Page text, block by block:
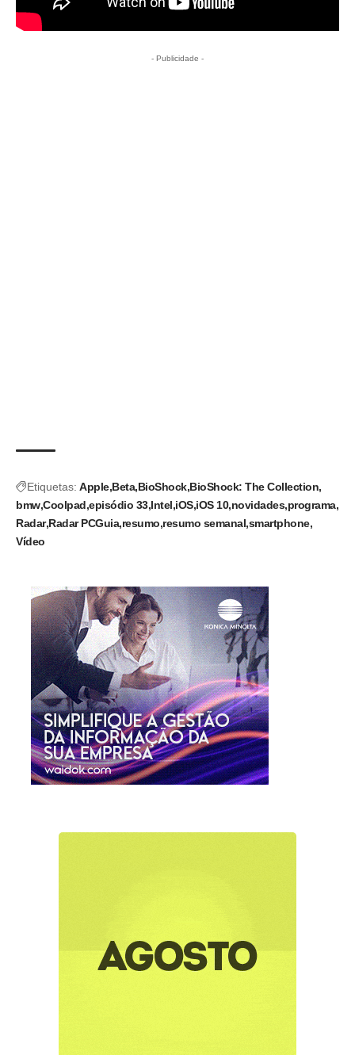
- Publicidade -
Etiquetas: Apple Beta BioShock BioShock: The Collection
bmw Coolpad episódio 33 Intel iOS iOS 10 novidades programa
Radar Radar PCGuia resumo resumo semanal smartphone
Vídeo